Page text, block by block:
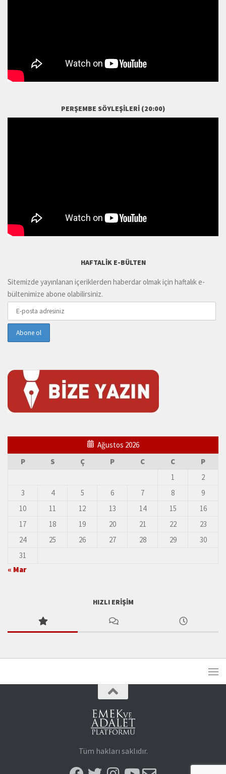
PERŞEMBE SÖYLEŞILERI (20:00)
HAFTALIK E-BÜLTEN
Sitemizde yayınlanan içeriklerden haberdar olmak için haftalık e-
bültenimize abone olabilirsiniz.
Ağustos 2026
P
S Ç P C C
P
1
2
3
4 5 6 7 8
9
10
11 12 13 14 15
16
17
18 19 20 21 22
23
24
25 26 27 28 29
30
31
« Mar
HIZLI ERIŞIM
Tüm hakları saklıdır.